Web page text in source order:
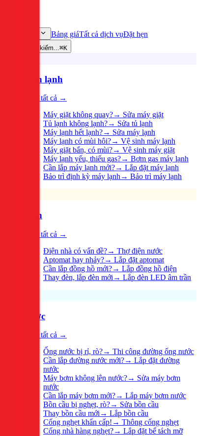
Bảng giáTất cả dịch vụĐặt hẹn
Tìm kiếm...⌘K
Điện lạnh
Xem tất cả →
Máy giặt không quay?→ Sửa máy giặt
Tủ lạnh không lạnh?→ Sửa tủ lạnh
Máy lạnh hết lạnh?→ Sửa máy lạnh
Máy lạnh có mùi hôi?→ Vệ sinh máy lạnh
Máy giặt bẩn, có mùi?→ Vệ sinh máy giặt
Máy lạnh yếu, thiếu gas?→ Bơm gas máy lạnh
Cần lắp máy lạnh mới?→ Lắp đặt máy lạnh
Bảo trì định kỳ máy lạnh→ Bảo trì máy lạnh
Điện
Xem tất cả →
Điện nhà có vấn đề?→ Thợ điện nước
Aptomat hay nhảy?→ Lắp đặt aptomat
Cần lắp đồng hồ mới?→ Lắp đồng hồ điện
Thay đèn, lắp đèn mới → Lắp đèn LED âm trần
Nước
Xem tất cả →
Ống nước bị rỉ, rò?→ Thi công đường ống nước
Cần lắp đường nước mới?→ Lắp đặt đường
nước
Máy bơm không lên nước?→ Sửa máy bơm
nước
Cần lắp máy bơm mới?→ Lắp máy bơm nước
Bồn cầu bị nghẹt, rò?→ Sửa bồn cầu
Thay bồn cầu mới → Lắp bồn cầu
Cống nghẹt khẩn cấp! → Thông cống nghẹt
Cống nhà hàng nghẹt?→ Lắp đặt bể tách mỡ